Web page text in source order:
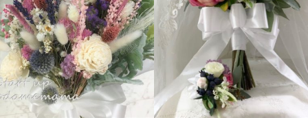
クラッチ
ラウンド